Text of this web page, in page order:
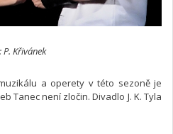
P. Křivánek
a operety v této sezoně je
Tanec není zločin. Divadlo J. K. Tyla